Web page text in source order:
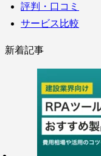
評判・口コミ
サービス比較
新着記事